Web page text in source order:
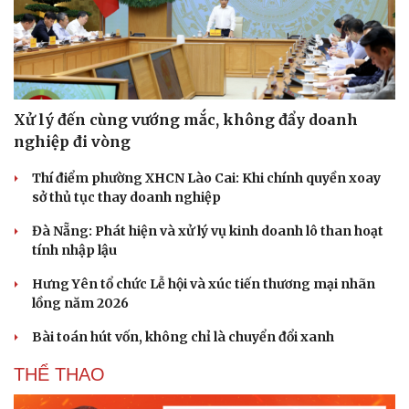
Tư vấn
Săn Tour
Câu chuyện thời sự
Kể chuyện cho bé
Xử lý đến cùng vướng mắc, không đẩy doanh
nghiệp đi vòng
Thí điểm phường XHCN Lào Cai: Khi chính quyền xoay
sở thủ tục thay doanh nghiệp
Đà Nẵng: Phát hiện và xử lý vụ kinh doanh lô than hoạt
tính nhập lậu
Hưng Yên tổ chức Lễ hội và xúc tiến thương mại nhãn
lồng năm 2026
Bài toán hút vốn, không chỉ là chuyển đổi xanh
THỂ THAO